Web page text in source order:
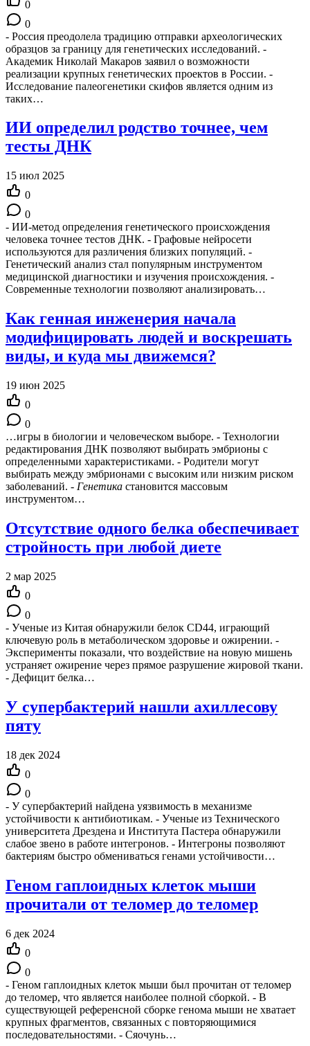
0
0
- Россия преодолела традицию отправки археологических
образцов за границу для генетических исследований. -
Академик Николай Макаров заявил о возможности
реализации крупных генетических проектов в России. -
Исследование палеогенетики скифов является одним из
таких…
ИИ определил родство точнее, чем
тесты ДНК
15 июл 2025
0
0
- ИИ-метод определения генетического происхождения
человека точнее тестов ДНК. - Графовые нейросети
используются для различения близких популяций. -
Генетический анализ стал популярным инструментом
медицинской диагностики и изучения происхождения. -
Современные технологии позволяют анализировать…
Как генная инженерия начала
модифицировать людей и воскрешать
виды, и куда мы движемся?
19 июн 2025
0
0
…игры в биологии и человеческом выборе. - Технологии
редактирования ДНК позволяют выбирать эмбрионы с
определенными характеристиками. - Родители могут
выбирать между эмбрионами с высоким или низким риском
заболеваний. - Генетика становится массовым
инструментом…
Отсутствие одного белка обеспечивает
стройность при любой диете
2 мар 2025
0
0
- Ученые из Китая обнаружили белок CD44, играющий
ключевую роль в метаболическом здоровье и ожирении. -
Эксперименты показали, что воздействие на новую мишень
устраняет ожирение через прямое разрушение жировой ткани.
- Дефицит белка…
У супербактерий нашли ахиллесову
пяту
18 дек 2024
0
0
- У супербактерий найдена уязвимость в механизме
устойчивости к антибиотикам. - Ученые из Технического
университета Дрездена и Института Пастера обнаружили
слабое звено в работе интегронов. - Интегроны позволяют
бактериям быстро обмениваться генами устойчивости…
Геном гаплоидных клеток мыши
прочитали от теломер до теломер
6 дек 2024
0
0
- Геном гаплоидных клеток мыши был прочитан от теломер
до теломер, что является наиболее полной сборкой. - В
существующей референсной сборке генома мыши не хватает
крупных фрагментов, связанных с повторяющимися
последовательностями. - Сяочунь…